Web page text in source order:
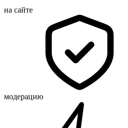
на сайте
модерацию